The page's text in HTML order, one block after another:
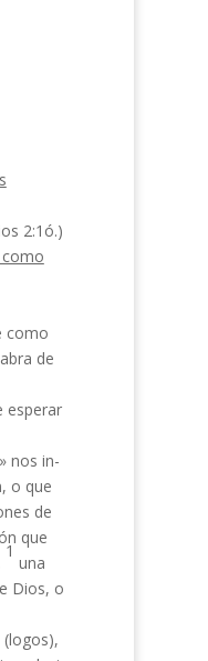
2:1ó.)
como
de
esperar
nos in­
o que
de
que
1
una
Dios, o
(logos),